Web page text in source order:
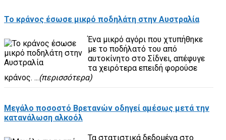
Το κράνος έσωσε μικρό ποδηλάτη στην Αυστραλία
Ένα μικρό αγόρι που χτυπήθηκε
με το ποδήλατό του από
αυτοκίνητο στο Σίδνει, απέφυγε
τα χειρότερα επειδή φορούσε
κράνος. ...(περισσότερα)
Μεγάλο ποσοστό Βρετανών οδηγεί αμέσως μετά την
κατανάλωση αλκοόλ
Τα στατιστικά δεδομένα στο